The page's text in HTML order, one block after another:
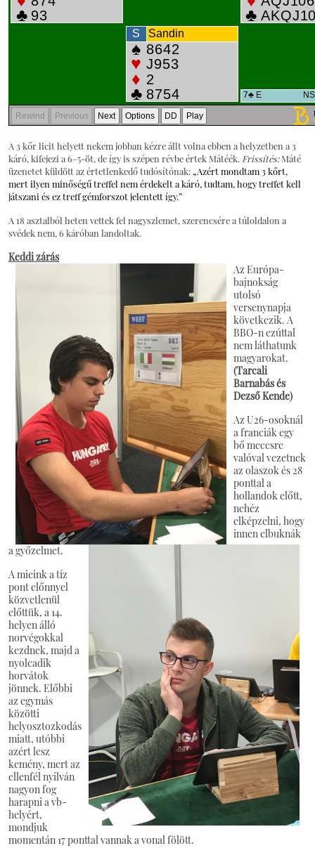
A 3 kőr licit helyett nekem jobban kézre állt volna ebben a helyzetben a 3
káró, kifejezi a 6–5-öt, de így is szépen révbe értek Mátéék. Frissítés:Máté
üzenetet küldött az értetlenkedő tudósítónak: „Azért mondtam 3 kőrt,
mert ilyen minőségű treffel nem érdekelt a káró, tudtam, hogy treffet kell
játszani és ez treff gémforszot jelentett így.”
A 18 asztalból heten vettek fel nagyszlemet, szerencsére a túloldalon a
svédek nem, 6 káróban landoltak.
Keddi zárás
Az Európa-
bajnokság
utolsó
versenynapja
következik. A
BBO-n ezúttal
nem láthatunk
magyarokat.
(Tarcali
Barnabás és
Dezső Kende)
Az U26-osoknál
a franciák egy
bő meccsre
valóval vezetnek
az olaszok és 28
ponttal a
hollandok előtt,
nehéz
elképzelni, hogy
innen elbuknák
a győzelmet.
A mieink a tíz
pont előnnyel
közvetlenül
előttük, a 14.
helyen álló
norvégokkal
kezdnek, majd a
nyolcadik
horvátok
jönnek. Előbbi
az egymás
közötti
helyosztozkodás
miatt, utóbbi
azért lesz
kemény, mert az
ellenfél nyilván
nagyon fog
harapni a vb-
helyért,
mondjuk
momentán 17 ponttal vannak a vonal fölött.